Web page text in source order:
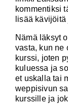
kommentiksi
lisää
Nämä läksyt
vasta, kun ne
kurssi, joten
kuluessa ja
et uskalla tai
weppisivun
kurssille ja